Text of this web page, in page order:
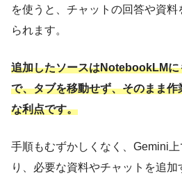
を使うと、チャットの回答や資
られます。
追加したソースはNotebookLMに
で、タブを移動せず、そのまま
な利点です。
手順もむずかしくなく、Gemini
り、必要な資料やチャットを追加